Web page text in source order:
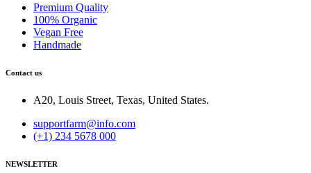
Premium Quality
100% Organic
Vegan Free
Handmade
Contact us
A20, Louis Street, Texas, United States.
supportfarm@info.com
(+1) 234 5678 000
NEWSLETTER